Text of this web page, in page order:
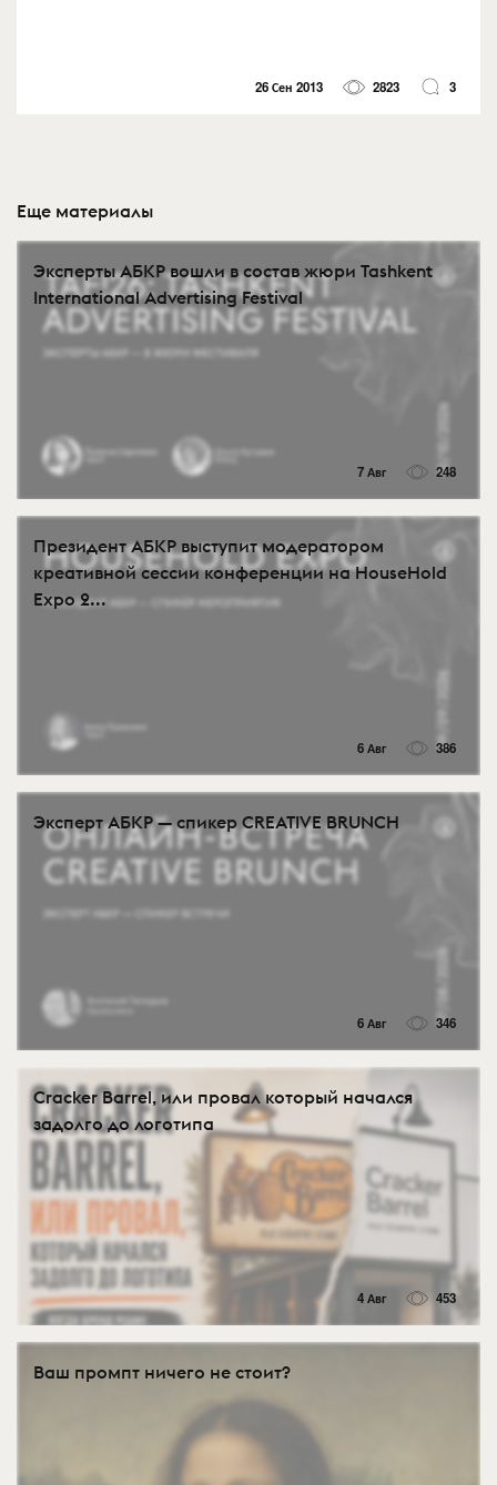
26 Сен 2013 2823 3
Еще материалы
Эксперты АБКР вошли в состав жюри Tashkent
International Advertising Festival
7 Авг 248
Президент АБКР выступит модератором
креативной сессии конференции на HouseHold
Expo 2...
6 Авг 386
Эксперт АБКР — спикер CREATIVE BRUNCH
6 Авг 346
Cracker Barrel, или провал который начался
задолго до логотипа
4 Авг 453
Ваш промпт ничего не стоит?